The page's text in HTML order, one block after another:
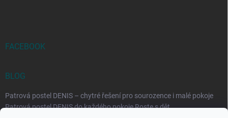
FACEBOOK
BLOG
Patrová postel DENIS – chytré řešení pro sourozence i malé pokoje
Patrová postel DENIS do každého pokoje Roste s dět...